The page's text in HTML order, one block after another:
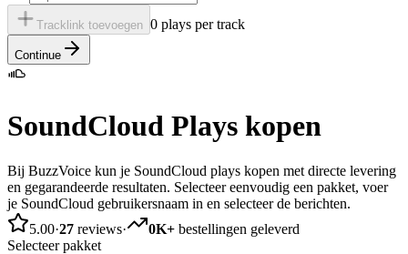
Tracklink toevoegen 0 plays per track
Continue
SoundCloud Plays kopen
Bij BuzzVoice kun je SoundCloud plays kopen met directe levering
en gegarandeerde resultaten. Selecteer eenvoudig een pakket, voer
je SoundCloud gebruikersnaam in en selecteer de berichten.
5.00·27 reviews· 0K+ bestellingen geleverd
Selecteer pakket